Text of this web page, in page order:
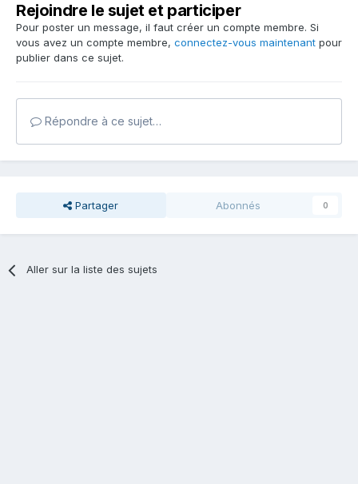
Rejoindre le sujet et participer
Pour poster un message, il faut créer un compte membre. Si
vous avez un compte membre, connectez-vous maintenant pour
publier dans ce sujet.
Répondre à ce sujet…
Partager Abonnés 0
Aller sur la liste des sujets